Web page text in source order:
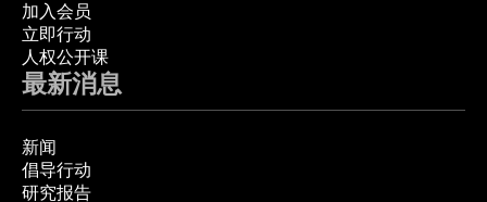
加入会员
立即行动
人权公开课
最新消息
新闻
倡导行动
研究报告